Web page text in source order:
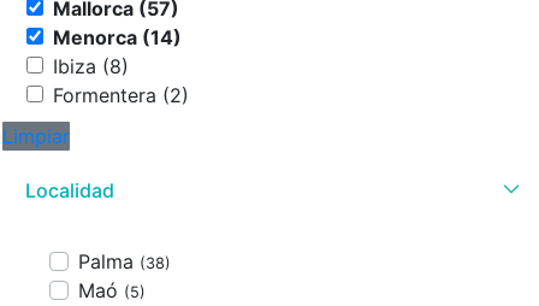
Mallorca (57)
Menorca (14)
Ibiza (8)
Formentera (2)
Limpiar
Localidad
Palma (38)
Maó (5)